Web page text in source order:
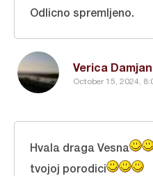
Verica
October 15, 2024,
Odlicno spremljeno.
Hvala draga Vesna
tvojoj porodici